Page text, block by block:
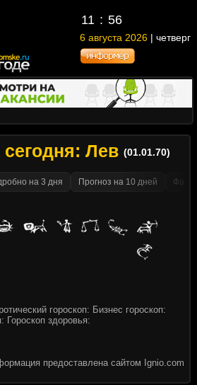
11 : 56
6 августа 2026 | четверг
сегодня: Лев (01.01.70)
на 3 дня Прогноз на 10 дней
гороскоп: Бизнес гороскоп:
Гороскоп здоровья:
предоставлена сайтом Ignio.com